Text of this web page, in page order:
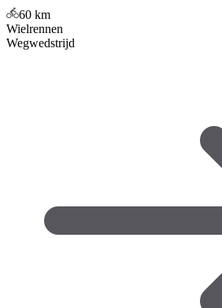
60 km
Wielrennen
Wegwedstrijd